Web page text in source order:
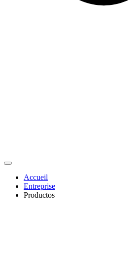
Accueil
Entreprise
Productos